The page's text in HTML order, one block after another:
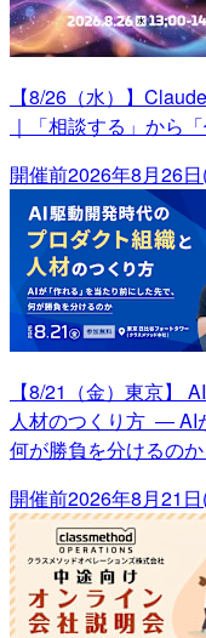
【8/26（水）】
｜「相談する」から
開催前2026年8月26
【8/21（金）東京】
人材のつくり方 ― AI
何が勝負を分けるの
開催前2026年8月21